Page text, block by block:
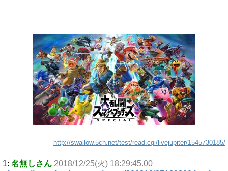
http://swallow.5ch.net/test/read.cgi/livejupiter/1545730185/
1: 名無しさん 2018/12/25(火) 18:29:45.00